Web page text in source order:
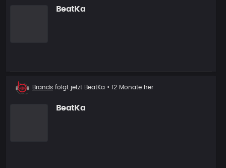
BeatKa
Neuer
Brands folgt jetzt BeatKa • 12 Monate her
BeatKa